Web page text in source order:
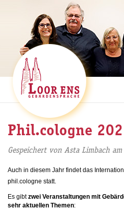
Phil.cologne
Gespeichert von Asta Limbach
Auch in diesem Jahr findet das
phil.cologne statt.
Es gibt zwei Veranstaltungen mit
sehr aktuellen Themen: